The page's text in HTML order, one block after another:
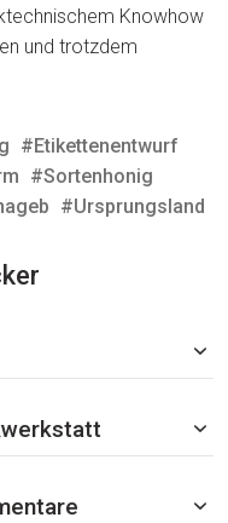
Knowhow
und trotzdem
#Etikettenentwurf
#Sortenhonig
#Ursprungsland